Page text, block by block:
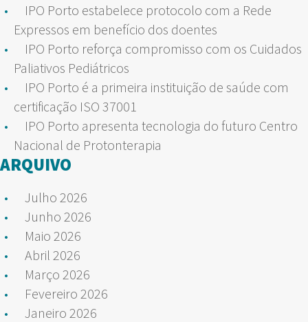
IPO Porto estabelece protocolo com a Rede
Expressos em benefício dos doentes
IPO Porto reforça compromisso com os Cuidados
Paliativos Pediátricos
IPO Porto é a primeira instituição de saúde com
certificação ISO 37001
IPO Porto apresenta tecnologia do futuro Centro
Nacional de Protonterapia
ARQUIVO
Julho 2026
Junho 2026
Maio 2026
Abril 2026
Março 2026
Fevereiro 2026
Janeiro 2026